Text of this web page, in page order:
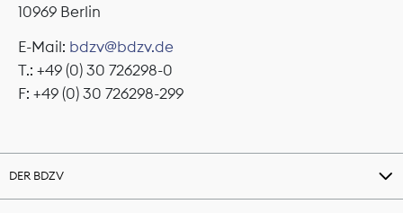
10969 Berlin
E-Mail: bdzv@bdzv.de
T.: +49 (0) 30 726298-0
F: +49 (0) 30 726298-299
DER BDZV